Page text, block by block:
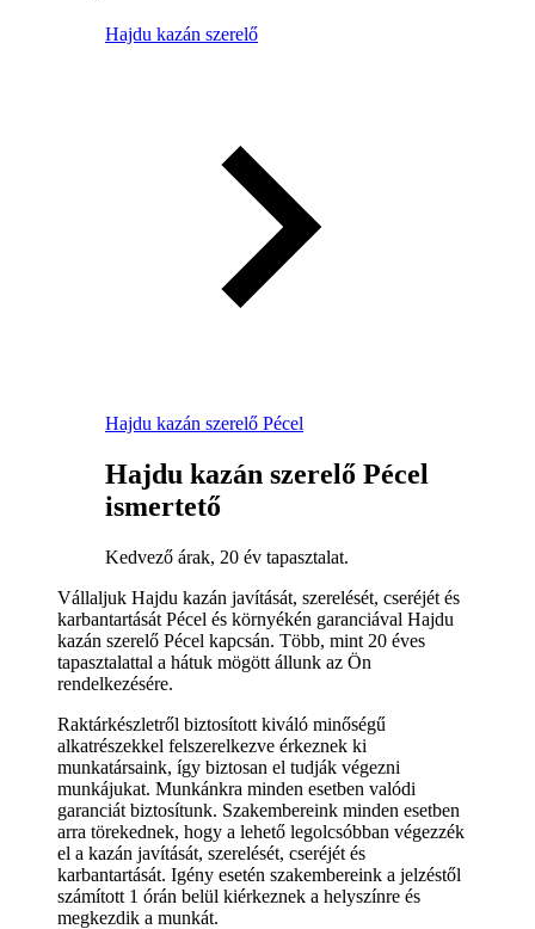
Hajdu kazán szerelő
Hajdu kazán szerelő Pécel
Hajdu kazán szerelő Pécel
ismertető
Kedvező árak, 20 év tapasztalat.
Vállaljuk Hajdu kazán javítását, szerelését, cseréjét és
karbantartását Pécel és környékén garanciával Hajdu
kazán szerelő Pécel kapcsán. Több, mint 20 éves
tapasztalattal a hátuk mögött állunk az Ön
rendelkezésére.
Raktárkészletről biztosított kiváló minőségű
alkatrészekkel felszerelkezve érkeznek ki
munkatársaink, így biztosan el tudják végezni
munkájukat. Munkánkra minden esetben valódi
garanciát biztosítunk. Szakembereink minden esetben
arra törekednek, hogy a lehető legolcsóbban végezzék
el a kazán javítását, szerelését, cseréjét és
karbantartását. Igény esetén szakembereink a jelzéstől
számított 1 órán belül kiérkeznek a helyszínre és
megkezdik a munkát.